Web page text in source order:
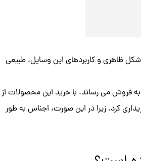
ظاهری و کاربردهای این وسایل، طبیعی
به فروش می رساند. با خرید این محصولات از
کرد. زیرا در این صورت، اجناس به طور